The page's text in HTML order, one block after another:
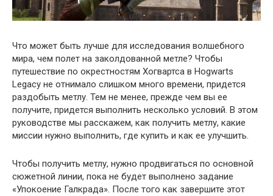
Что может быть лучше для исследования волшебного
мира, чем полет на заколдованной метле? Чтобы
путешествие по окрестностям Хогвартса в Hogwarts
Legacy не отнимало слишком много времени, придется
раздобыть метлу. Тем не менее, прежде чем вы ее
получите, придется выполнить несколько условий. В этом
руководстве мы расскажем, как получить метлу, какие
миссии нужно выполнить, где купить и как ее улучшить.
Чтобы получить метлу, нужно продвигаться по основной
сюжетной линии, пока не будет выполнено задание
«Упокоение Галкрада». После того как завершите этот